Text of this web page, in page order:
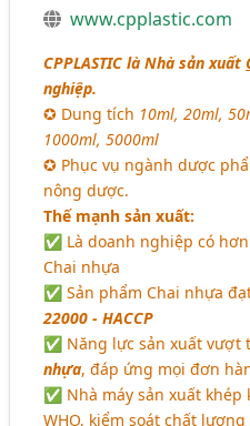
www.cpplastic.com
CPPLASTIC là Nhà sản xuất
nghiệp.
✪ Dung tích 10ml, 20ml,
1000ml, 5000ml
✪ Phục vụ ngành dược
nông dược.
Thế mạnh sản xuất:
✅ Là doanh nghiệp có
Chai nhựa
✅ Sản phẩm Chai nhựa
22000 - HACCP
✅ Năng lực sản xuất
nhựa, đáp ứng mọi đơn
✅ Nhà máy sản xuất khép
WHO, kiểm soát chất